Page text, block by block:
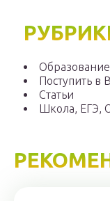
Образование
Поступить в
Статьи
Школа, ЕГЭ,